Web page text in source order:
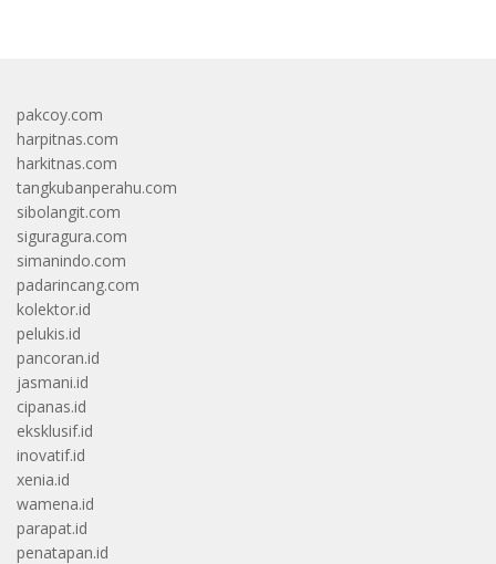
pakcoy.com
harpitnas.com
harkitnas.com
tangkubanperahu.com
sibolangit.com
siguragura.com
simanindo.com
padarincang.com
kolektor.id
pelukis.id
pancoran.id
jasmani.id
cipanas.id
eksklusif.id
inovatif.id
xenia.id
wamena.id
parapat.id
penatapan.id